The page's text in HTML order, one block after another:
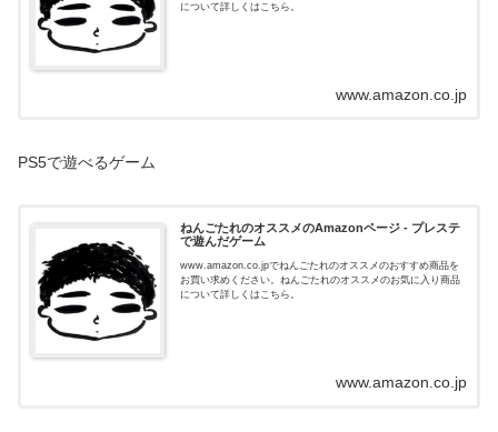
について詳しくはこちら。
www.amazon.co.jp
PS5で遊べるゲーム
ねんごたれのオススメのAmazonページ - プレステ
で遊んだゲーム
www.amazon.co.jpでねんごたれのオススメのおすすめ商品を
お買い求めください。ねんごたれのオススメのお気に入り商品
について詳しくはこちら。
www.amazon.co.jp